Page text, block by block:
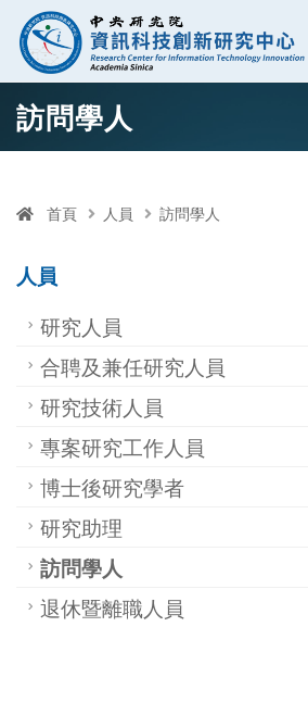
跳至中央區塊/Main Content
資訊科技創
訪問學人
首頁 人員 訪問學人
人員
研究人員
合聘及兼任研究人員
研究技術人員
專案研究工作人員
博士後研究學者
研究助理
訪問學人
退休暨離職人員